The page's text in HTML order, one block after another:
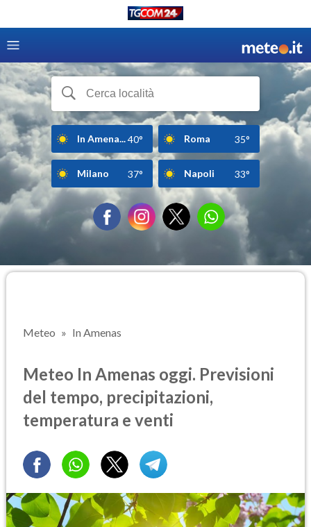
In Amena...40° Roma 35°
Milano 37° Napoli 33°
Meteo In Amenas
Meteo In Amenas oggi. Previsioni
del tempo, precipitazioni,
temperatura e venti